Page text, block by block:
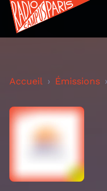
Accueil Émissions